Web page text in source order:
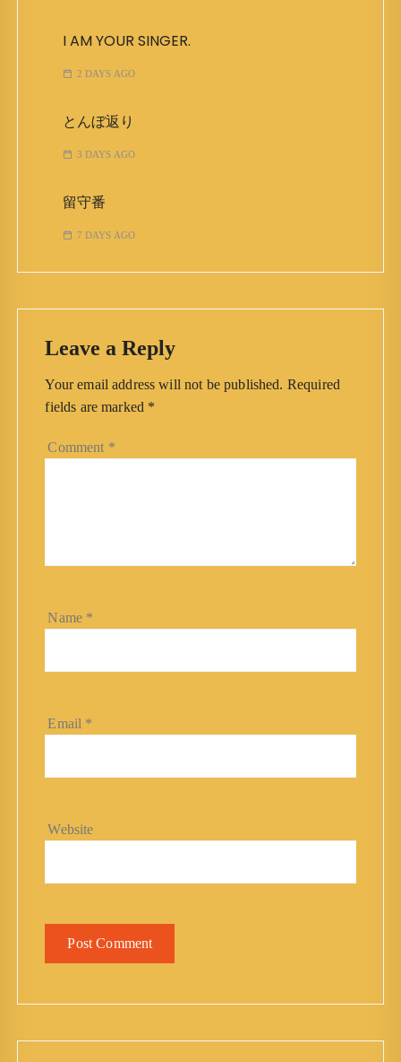
I AM YOUR SINGER.
2 DAYS AGO
とんぼ返り
3 DAYS AGO
留守番
7 DAYS AGO
Leave a Reply
Your email address will not be published. Required
fields are marked *
Comment *
Name *
Email *
Website